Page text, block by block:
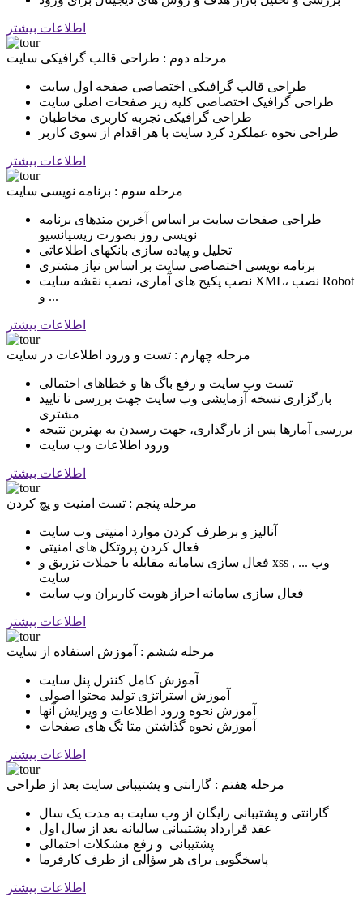
اطلاعات بیشتر
مرحله دوم : طراحی قالب گرافیکی سایت
طراحی قالب گرافیکی اختصاصی صفحه اول سایت
طراحی گرافیک اختصاصی کلیه زیر صفحات اصلی سایت
طراحی گرافیکی تجربه کاربری مخاطبان
طراحی نحوه عملکرد کرد سایت با هر اقدام از سوی کاربر
اطلاعات بیشتر
مرحله سوم : برنامه نویسی سایت
طراحی صفحات سایت بر اساس آخرین متدهای برنامه
نویسی روز بصورت ریسپانسیو
تحلیل و پیاده سازی بانکهای اطلاعاتی
برنامه نویسی اختصاصی سایت بر اساس نیاز مشتری
نصب پکیج های آماری، نصب نقشه سایت XML، نصب Robot
و ...
اطلاعات بیشتر
مرحله چهارم : تست و ورود اطلاعات در سایت
تست وب سایت و رفع باگ ها و خطاهای احتمالی
بارگزاری نسخه آزمایشی وب سایت جهت بررسی تا تایید
مشتری
بررسی آمارها پس از بارگذاری، جهت رسیدن به بهترین نتیجه
ورود اطلاعات وب سایت
اطلاعات بیشتر
مرحله پنجم : تست امنیت و پچ کردن
آنالیز و برطرف کردن موارد امنیتی وب سایت
فعال کردن پروتکل های امنیتی
فعال سازی سامانه مقابله با حملات تزریق و xss , ... وب
سایت
اطلاعات بیشتر
مرحله ششم : آموزش استفاده از سایت
آموزش کامل کنترل پنل سایت
آموزش استراتژی تولید محتوا اصولی
آموزش نحوه ورود اطلاعات و ویرایش آنها
آموزش نحوه گذاشتن متا تگ های صفحات
اطلاعات بیشتر
مرحله هفتم : گارانتی و پشتیبانی سایت بعد از طراحی
عقد قرارداد پشتیبانی سالیانه بعد از سال اول
پاسخگویی برای هر سؤالی از طرف کارفرما
اطلاعات بیشتر